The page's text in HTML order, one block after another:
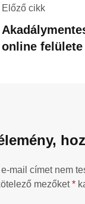
Előző cikk
online felülete
mail címet nem
mezőket*